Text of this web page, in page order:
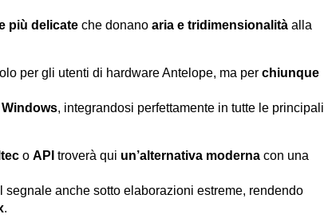
più delicate che donano aria e tridimensionalità alla
per gli utenti di hardware Antelope, ma per chiunque
, integrandosi perfettamente in tutte le principali
o API troverà qui un’alternativa moderna con una
segnale anche sotto elaborazioni estreme, rendendo
.